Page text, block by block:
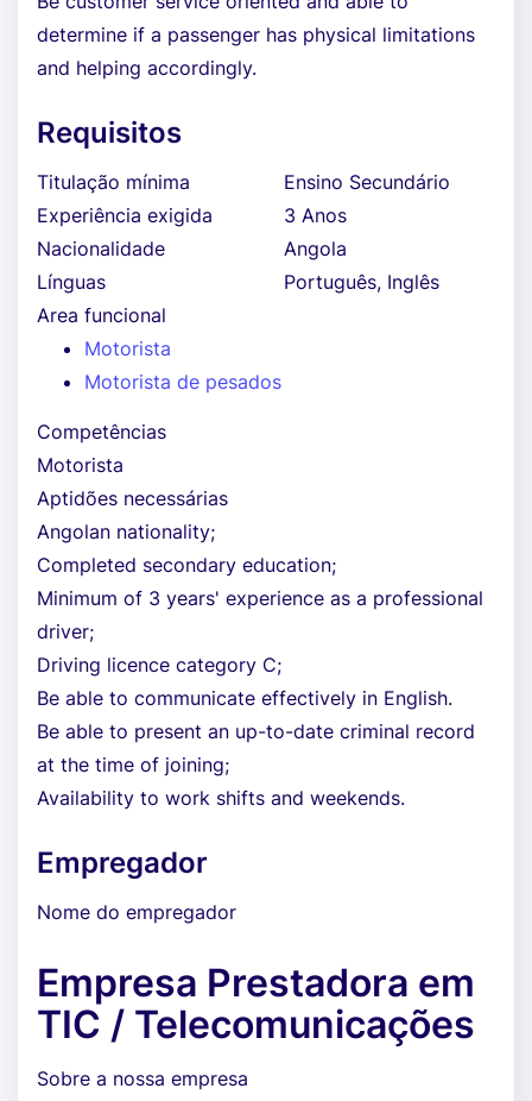
determine if a passenger has physical limitations
and helping accordingly.
Requisitos
Titulação mínima
Ensino Secundário
Experiência exigida
3 Anos
Nacionalidade
Angola
Línguas
Português, Inglês
Area funcional
Motorista
Motorista de pesados
Competências
Motorista
Aptidões necessárias
Angolan nationality;
Completed secondary education;
Minimum of 3 years' experience as a professional
driver;
Driving licence category C;
Be able to communicate effectively in English.
Be able to present an up-to-date criminal record
at the time of joining;
Availability to work shifts and weekends.
Empregador
Nome do empregador
Empresa Prestadora em
TIC / Telecomunicações
Sobre a nossa empresa